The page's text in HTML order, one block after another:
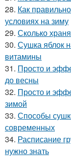
28. Как
условиях на зиму
29. Сколько
30. Сушка яблок
витамины
31. Просто и
до весны
32. Просто и
зимой
33. Способы
современных
34. Расписание
нужно знать